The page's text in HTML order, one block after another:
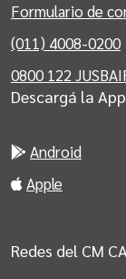
Formulario de
(011) 4008-0200
0800 122
Descargá la App
Android
Apple
Redes del CM